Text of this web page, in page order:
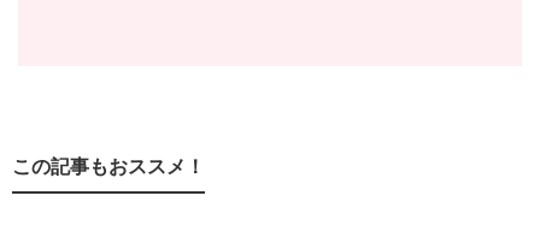
この記事もおススメ！